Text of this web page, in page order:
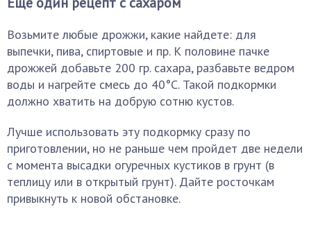
Возьмите любые дрожжи, какие найдете: для
выпечки, пива, спиртовые и пр. К половине пачке
дрожжей добавьте 200 гр. сахара, разбавьте ведром
воды и нагрейте смесь до 40°С. Такой подкормки
должно хватить на добрую сотню кустов.
Лучше использовать эту подкормку сразу по
приготовлении, но не раньше чем пройдет две недели
с момента высадки огуречных кустиков в грунт (в
теплицу или в открытый грунт). Дайте росточкам
привыкнуть к новой обстановке.